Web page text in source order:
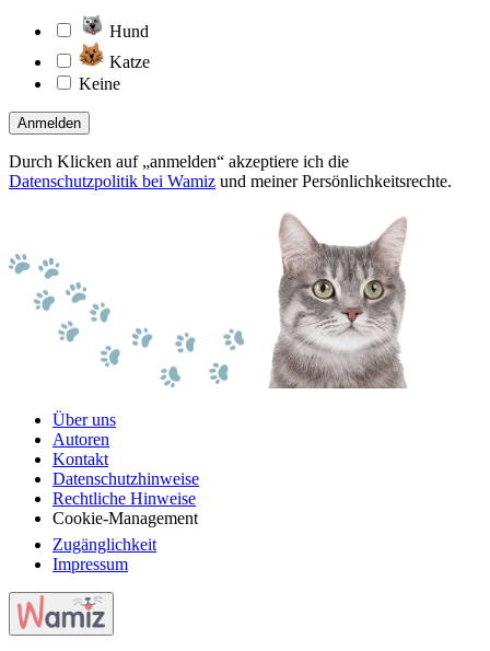
Hund
Katze
Keine
Anmelden
Durch Klicken auf „anmelden“ akzeptiere ich die
Datenschutzpolitik bei Wamiz und meiner Persönlichkeitsrechte.
Über uns
Autoren
Kontakt
Datenschutzhinweise
Rechtliche Hinweise
Cookie-Management
Zugänglichkeit
Impressum